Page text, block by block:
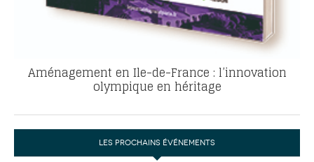
Aménagement en Ile-de-France : l’innovation
olympique en héritage
LES PROCHAINS ÉVÉNEMENTS